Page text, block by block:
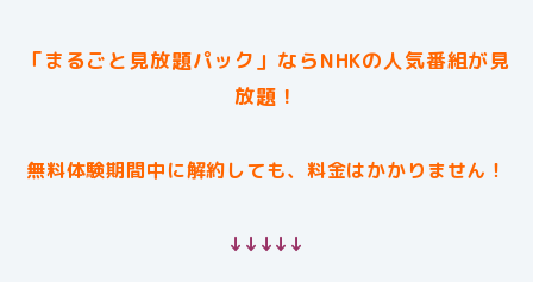
「まるごと見放題パック」ならNHKの人気番組が見
放題！
無料体験期間中に解約しても、料金はかかりません！
↓↓↓↓↓